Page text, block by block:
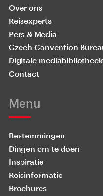
Over ons
Reisexperts
Pers & Media
Czech Convention
Digitale mediabibliotheek
Contact
Menu
Bestemmingen
Dingen om te doen
Inspiratie
Reisinformatie
Brochures